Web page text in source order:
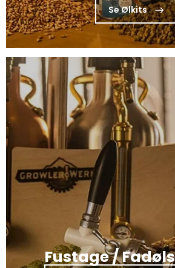
Se Ølkits
Fustage /